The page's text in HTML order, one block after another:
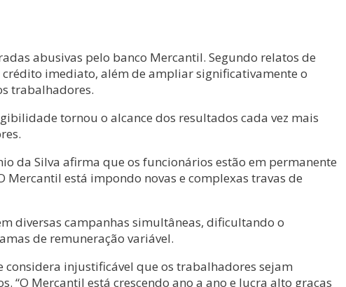
abusivas pelo banco Mercantil. Segundo relatos de
imediato, além de ampliar significativamente o
trabalhadores.
tornou o alcance dos resultados cada vez mais
da Silva afirma que os funcionários estão em permanente
está impondo novas e complexas travas de
diversas campanhas simultâneas, dificultando o
de remuneração variável.
injustificável que os trabalhadores sejam
“O Mercantil está crescendo ano a ano e lucra alto graças